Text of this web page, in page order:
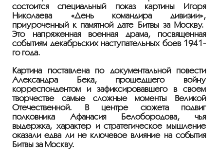
состоится специальный показ картины Игоря
Николаева «День командира дивизии»,
приуроченный к памятной дате Битвы за Москву.
Это напряженная военная драма, посвященная
событиям декабрьских наступательных боев 1941-
го года.
Картина поставлена по документальной повести
Александра Бека, прошедшего войну
корреспондентом и зафиксировавшего в своем
творчестве самые сложные моменты Великой
Отечественной. В центре сюжета подвиг
полковника Афанасия Белобородова, чья
выдержка, характер и стратегическое мышление
оказали едва ли не ключевое влияние на события
Битвы за Москву.